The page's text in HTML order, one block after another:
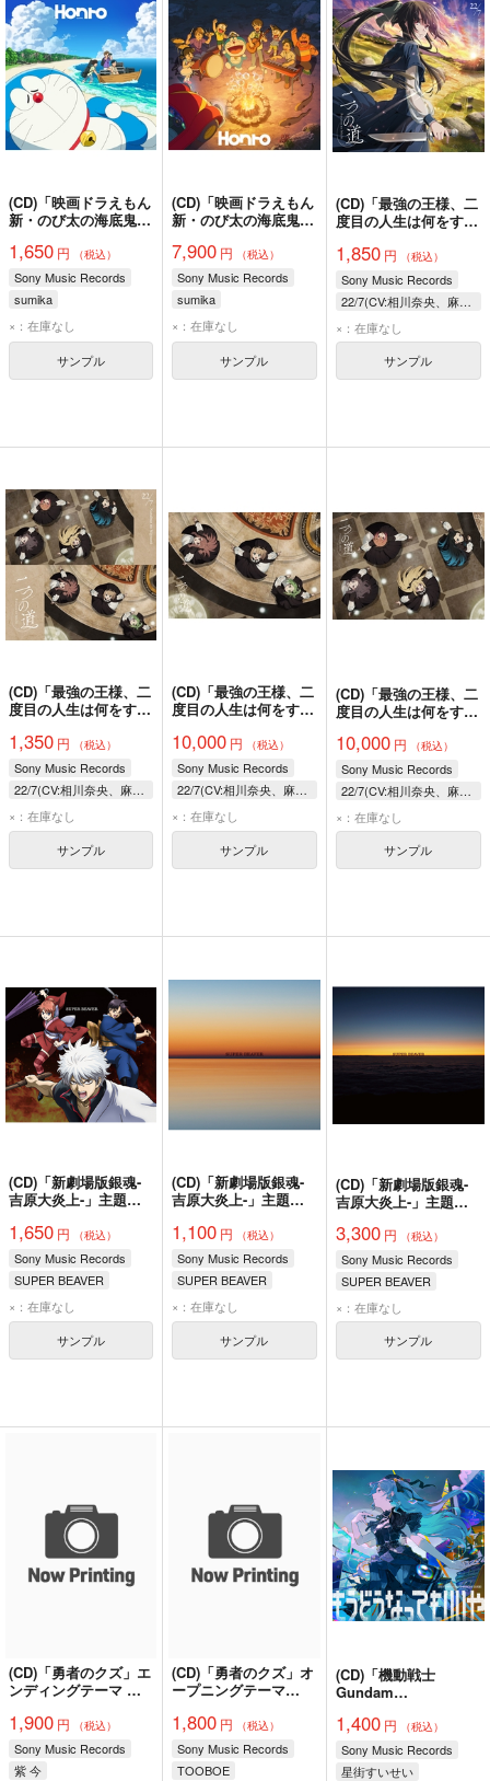
(CD)「映画ドラえもん
新・のび太の海底鬼岩
常盤)/sumika
1,650 円 （税込）
Sony Music Records
sumika
×：在庫なし
サンプル
(CD)「映画ドラえもん
新・のび太の海底鬼岩
回生産限定盤)/sumika
7,900 円 （税込）
Sony Music Records
sumika
×：在庫なし
サンプル
(CD)「最強の王様、二
度目の人生は何をす
ィングテーマ 二つの
道(期間生産限定
盤)/22/7
1,850円 （税込）
Sony Music Records
22/7(CV:相川奈央、麻丘真央、天城サリー、河瀬詩、椎名桜月、月城咲舞、望月りの、折本美玲、北原実咲、黒崎ありす、橘茉奈、桧山依子、三雲遥加、南伊織、吉沢珠璃)
×：在庫なし
サンプル
(CD)「最強の王様、二
度目の人生は何をす
ィングテーマ 二つの
道(通常盤)/22/7
1,350 円 （税込）
Sony Music Records
22/7(CV:相川奈央、麻丘真央、天城サリー、河瀬詩、椎名桜月、月城咲舞、望月りの、折本美玲、北原実咲、黒崎ありす、橘茉奈、桧山依子、三雲遥加、南伊織、吉沢珠璃)
×：在庫なし
サンプル
(CD)「最強の王様、二
度目の人生は何をす
ィングテーマ 二つの
道(完全生産限定
B)/22/7
10,000 円 （税込）
Sony Music Records
22/7(CV:相川奈央、麻丘真央、天城サリー、河瀬詩、椎名桜月、月城咲舞、望月りの、折本美玲、北原実咲、黒崎ありす、橘茉奈、桧山依子、三雲遥加、南伊織、吉沢珠璃)
×：在庫なし
サンプル
(CD)「最強の王様、二
度目の人生は何をす
ィングテーマ 二つの
道(完全生産限定
A)/22/7
10,000円 （税込）
Sony Music Records
22/7(CV:相川奈央、麻丘真央、天城サリー、河瀬詩、椎名桜月、月城咲舞、望月りの、折本美玲、北原実咲、黒崎ありす、橘茉奈、桧山依子、三雲遥加、南伊織、吉沢珠璃)
×：在庫なし
サンプル
(CD)「新劇場版銀魂-
吉原大炎上-」主題歌
生産限定アニメ
盤)/SUPER BEAVER
1,650 円 （税込）
Sony Music Records
SUPER BEAVER
×：在庫なし
サンプル
(CD)「新劇場版銀魂-
吉原大炎上-」主題歌
盤)/SUPER BEAVER
1,100 円 （税込）
Sony Music Records
SUPER BEAVER
×：在庫なし
サンプル
(CD)「新劇場版銀魂-
吉原大炎上-」主題歌
生産限定盤)/SUPER
BEAVER
3,300円 （税込）
Sony Music Records
SUPER BEAVER
×：在庫なし
サンプル
(CD)「勇者のクズ」エ
ンディングテーマ メ
生産限定盤)/紫 今
1,900 円 （税込）
Sony Music Records
紫 今
(CD)「勇者のクズ」オ
ープニングテーマ
生産限定盤)/TOOBOE
1,800 円 （税込）
Sony Music Records
TOOBOE
(CD)「機動戦士
Gundam
ィングテーマ/挿入歌
収録 もうどうなって
もいいや(通常盤)/星街
1,400円 （税込）
Sony Music Records
星街すいせい